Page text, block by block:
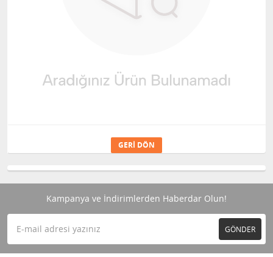
GERI DÖN
Kampanya ve İndirimlerden Haberdar Olun!
GÖNDER